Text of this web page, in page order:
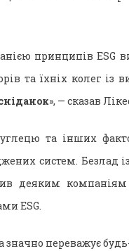
принципів ESG
та їхніх колег із
», — сказав
та інших
систем.
деяким компаніям
ESG.
переважує